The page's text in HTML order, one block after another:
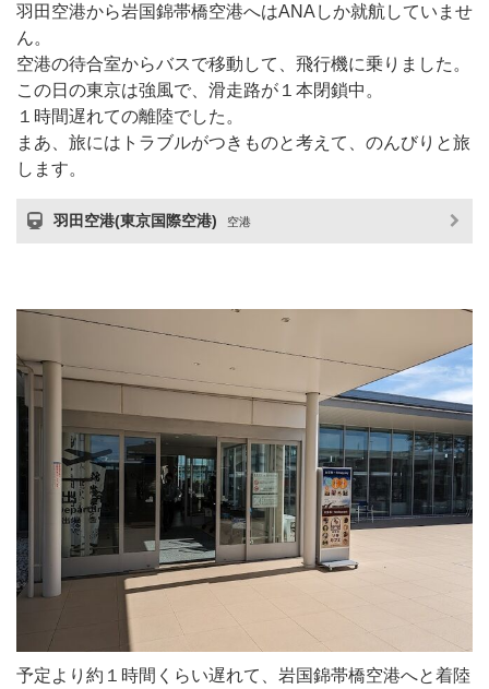
羽田空港から岩国錦帯橋空港へはANAしか就航していませ
ん。
空港の待合室からバスで移動して、飛行機に乗りました。
この日の東京は強風で、滑走路が１本閉鎖中。
１時間遅れての離陸でした。
まあ、旅にはトラブルがつきものと考えて、のんびりと旅
します。
羽田空港(東京国際空港) 空港
予定より約１時間くらい遅れて、岩国錦帯橋空港へと着陸